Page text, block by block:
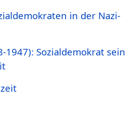
in der Nazi-
1947): Sozialdemokrat sein